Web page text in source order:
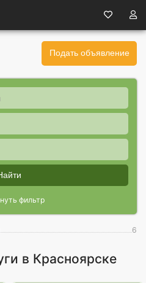
Подать объявление
фильтр
6
в Красноярске